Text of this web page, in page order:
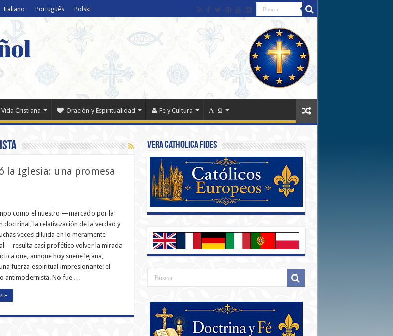
Italiano Português Polski
Cristiana Oración y Espiritualidad Fe y Cultura Α- Ω
Iglesia: una promesa
como el nuestro —marcado por la
doctrinal, la relativización de la verdad y
veces diluida en lo meramente
resulta casi profético volver la mirada
que, aunque hoy suene lejana,
fuerza espiritual impresionante: el
antimodernista. No fue …
»
Vera Catholica Fides